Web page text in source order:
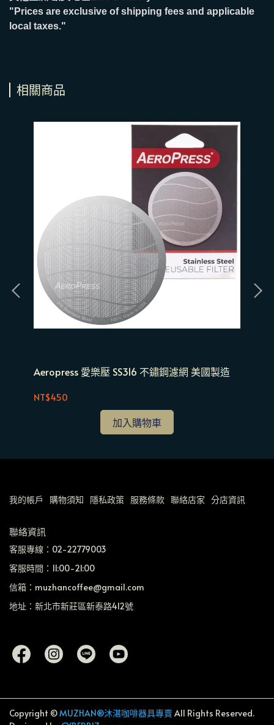
"Prices are exclusive of shipping fees and applicable
local taxes."
相關商品
Aeropress 愛樂壓 SS316 不鏽鋼濾網 美國製造
NT$450
加入購物車
我的帳戶 購物須知 隱私政策 服務條款 聯絡店家 分店資訊
聯絡資訊
客服專線：02-22779003
客服時間：11:00-21:00
信箱：muzhancoffee@gmail.com
地址：新北市新莊區新泰路412號
Copyright ©MUZHAN®沐湛咖啡器具專賣 All Rights Reserved.